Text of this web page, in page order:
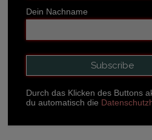
Dein Nachname
Durch das Klicken des Buttons
du automatisch die